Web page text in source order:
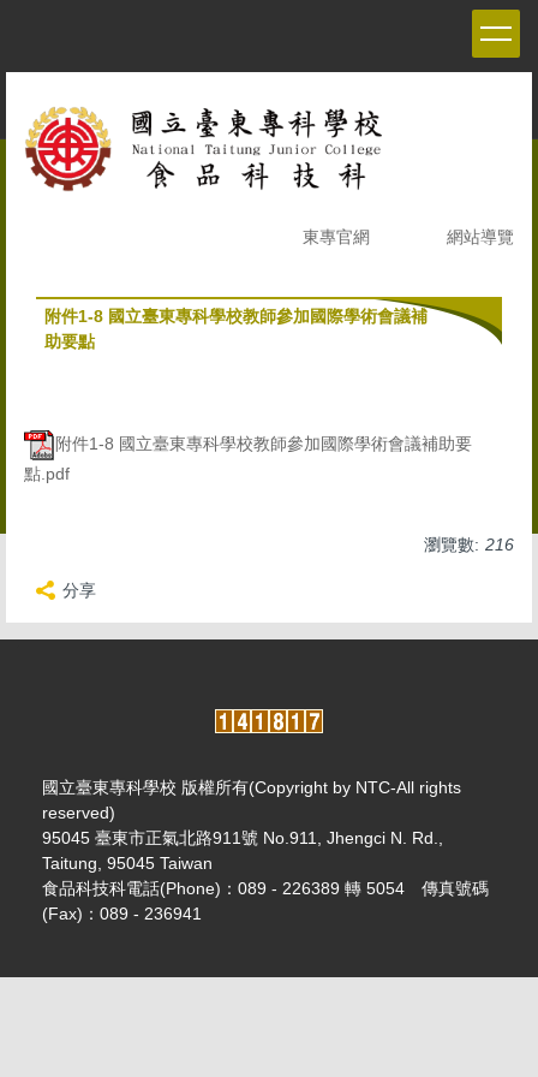
容
東專官網 網站導覽
附件1-8 國立臺東專科學校教師參加國際學術會議補
助要點
附件1-8 國立臺東專科學校教師參加國際學術會議補助要
點.pdf
瀏覽數: 216
分享
國立臺東專科學校 版權所有(Copyright by NTC-All rights
reserved)
95045 臺東市正氣北路911號 No.911, Jhengci N. Rd.,
Taitung, 95045 Taiwan
食品科技科電話(Phone)：089 - 226389 轉 5054 傳真號碼
(Fax)：089 - 236941